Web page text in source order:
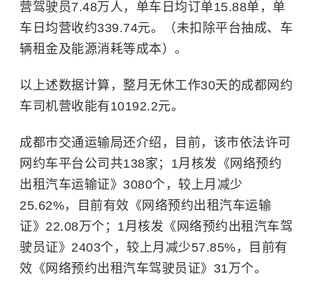
营驾驶员7.48万人，单车日均订单15.88单，单
车日均营收约339.74元。（未扣除平台抽成、车
辆租金及能源消耗等成本）。
以上述数据计算，整月无休工作30天的成都网约
车司机营收能有10192.2元。
成都市交通运输局还介绍，目前，该市依法许可
网约车平台公司共138家；1月核发《网络预约
出租汽车运输证》3080个，较上月减少
25.62%，目前有效《网络预约出租汽车运输
证》22.08万个；1月核发《网络预约出租汽车驾
驶员证》2403个，较上月减少57.85%，目前有
效《网络预约出租汽车驾驶员证》31万个。